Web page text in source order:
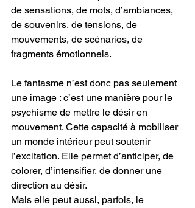
de sensations, de mots, d’ambiances,
de souvenirs, de tensions, de
mouvements, de scénarios, de
fragments émotionnels.
Le fantasme n’est donc pas seulement
une image : c’est une manière pour le
psychisme de mettre le désir en
mouvement. Cette capacité à mobiliser
un monde intérieur peut soutenir
l’excitation. Elle permet d’anticiper, de
colorer, d’intensifier, de donner une
direction au désir.
Mais elle peut aussi, parfois, le